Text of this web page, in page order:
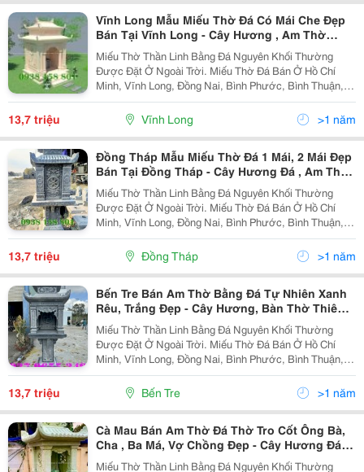
Vĩnh Long Mẫu Miếu Thờ Đá Có Mái Che Đẹp
Bán Tại Vĩnh Long - Cây Hương , Am Thờ
Bằng Đá Xanh Rêu, Trắng, Vàng Đẹp
Miếu Thờ Thần Linh Bằng Đá Nguyên Khối Thường
Được Đặt Ở Ngoài Trời. Miếu Thờ Đá Bán Ở Hồ Chí
Minh, Vĩnh Long, Đồng Nai, Bình Phước, Bình Thuận,
Bình Dương, Long An, Tiền Giang, Đồng Tháp, Tây
Ninh, Quảng Ngãi, Lâm Đồng, Gia Lai, Kontum, Trà
Vinh,...
13,7 triệu Vĩnh Long >1 năm
Đồng Tháp Mẫu Miếu Thờ Đá 1 Mái, 2 Mái Đẹp
Bán Tại Đồng Tháp - Cây Hương Đá , Am Thờ
Đá Giá Rẻ Đẹp.
Miếu Thờ Thần Linh Bằng Đá Nguyên Khối Thường
Được Đặt Ở Ngoài Trời. Miếu Thờ Đá Bán Ở Hồ Chí
Minh, Vĩnh Long, Đồng Nai, Bình Phước, Bình Thuận,
Bình Dương, Long An, Tiền Giang, Đồng Tháp, Tây
Ninh, Quảng Ngãi, Lâm Đồng, Gia Lai, Kontum, Trà
Vinh,...
13,7 triệu Đồng Tháp >1 năm
Bến Tre Bán Am Thờ Bằng Đá Tự Nhiên Xanh
Rêu, Trắng Đẹp - Cây Hương, Bàn Thờ Thiên
Đá Ngoài Trời Có Mái Che Đẹp
Miếu Thờ Thần Linh Bằng Đá Nguyên Khối Thường
Được Đặt Ở Ngoài Trời. Miếu Thờ Đá Bán Ở Hồ Chí
Minh, Vĩnh Long, Đồng Nai, Bình Phước, Bình Thuận,
Bình Dương, Long An, Tiền Giang, Đồng Tháp, Tây
Ninh, Quảng Ngãi, Lâm Đồng, Gia Lai, Kontum, Trà
Vinh,...
13,7 triệu Bến Tre >1 năm
Cà Mau Bán Am Thờ Đá Thờ Tro Cốt Ông Bà,
Cha , Ba Má, Vợ Chồng Đẹp - Cây Hương Đá
Không Mái Lăng Mộ, Nghĩa Trang.
Miếu Thờ Thần Linh Bằng Đá Nguyên Khối Thường